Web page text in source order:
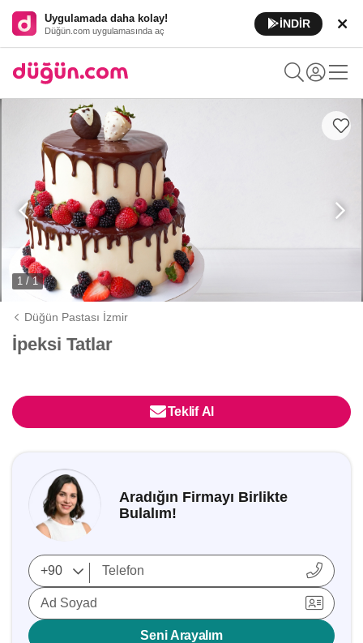
Uygulamada daha kolay!
Düğün.com uygulamasında aç
İNDİR
1 / 1
Düğün Pastası İzmir
İpeksi Tatlar
Teklif Al
Aradığın Firmayı Birlikte
Bulalım!
Ad Soyad
Seni Arayalım